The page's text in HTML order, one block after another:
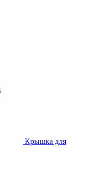
Крышка для